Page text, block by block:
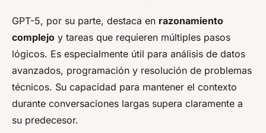
GPT-5, por su parte, destaca en razonamiento
complejo y tareas que requieren múltiples pasos
lógicos. Es especialmente útil para análisis de datos
avanzados, programación y resolución de problemas
técnicos. Su capacidad para mantener el contexto
durante conversaciones largas supera claramente a
su predecesor.